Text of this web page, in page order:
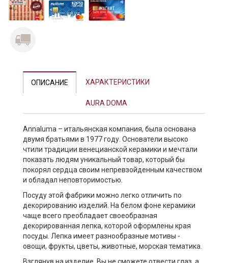
ОПИСАНИЕ ХАРАКТЕРИСТИКИ
AURA DOMA
Annaluma – итальянская компания, была основана
двумя братьями в 1977 году. Основатели высоко
чтили традиции венецианской керамики и мечтали
показать людям уникальный товар, который бы
покорял сердца своим непревзойденным качеством
и обладал неповторимостью.
Посуду этой фабрики можно легко отличить по
декорированию изделий. На белом фоне керамики
чаще всего преобладает своеобразная
декорированная лепка, которой оформлены края
посуды. Лепка имеет разнообразные мотивы -
овощи, фрукты, цветы, животные, морская тематика.
Взглянув на изделие, Вы не сможете отвести глаз, а